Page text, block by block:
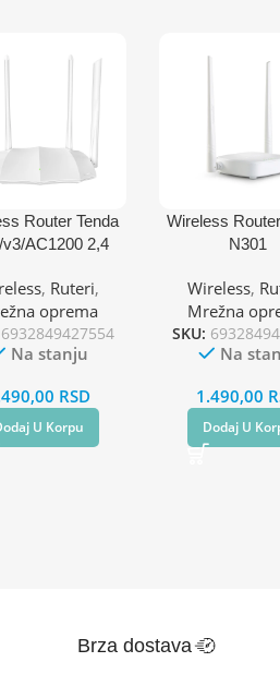
Router Tenda
AC1200 2,4
1WAN/3LA
AP
, Ruteri,
oprema
6932849427554
Na stanju
RSD
U Korpu
Wireless
N301
eater/2,4GHz/
AN/client +
Wireless,
Mrežna
SKU:
Na
1.490,00
Dodaj U
Brza dostava